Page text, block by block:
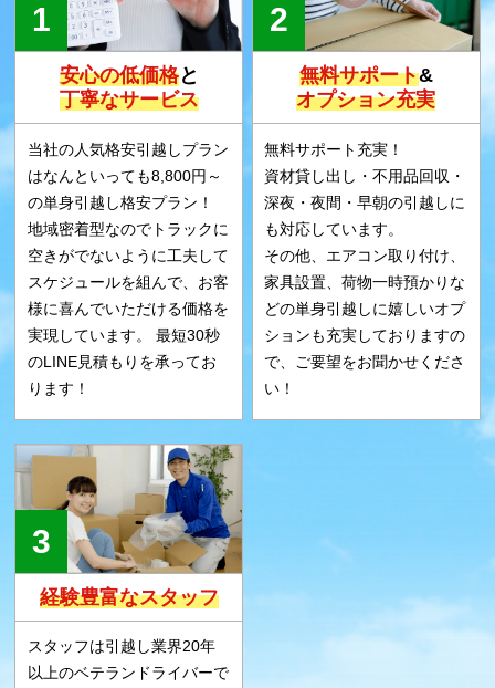
安心の低価格と
丁寧なサービス
当社の人気格安引越しプラン
はなんといっても8,800円～
の単身引越し格安プラン！
地域密着型なのでトラックに
空きがでないように工夫して
スケジュールを組んで、お客
様に喜んでいただける価格を
実現しています。 最短30秒
のLINE見積もりを承ってお
ります！
無料サポート&
オプション充実
無料サポート充実！
資材貸し出し・不用品回収・
深夜・夜間・早朝の引越しに
も対応しています。
その他、エアコン取り付け、
家具設置、荷物一時預かりな
どの単身引越しに嬉しいオプ
ションも充実しておりますの
で、ご要望をお聞かせくださ
い！
経験豊富なスタッフ
スタッフは引越し業界20年
以上のベテランドライバーで